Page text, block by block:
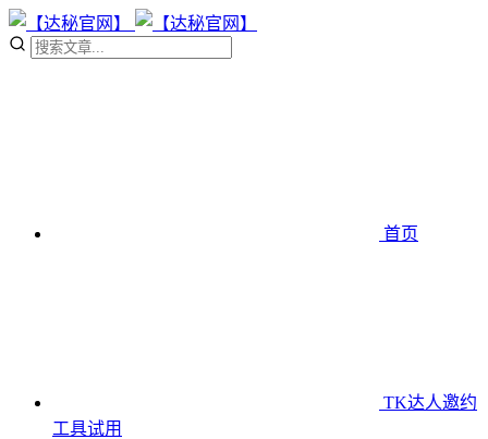
首页
TK达人邀约
工具试用